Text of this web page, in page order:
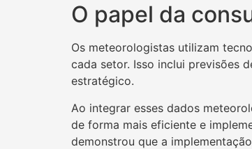
O papel da
Os meteorologistas utilizam
cada setor. Isso inclui previsões
estratégico.
Ao integrar esses dados
de forma mais eficiente e
demonstrou que a